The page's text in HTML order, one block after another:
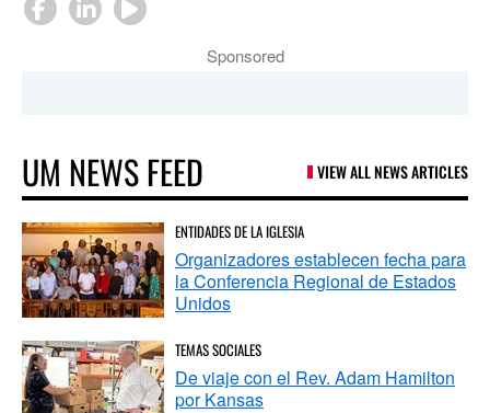
Sponsored
UM NEWS FEED VIEW ALL NEWS ARTICLES
ENTIDADES DE LA IGLESIA
Organizadores establecen fecha para
la Conferencia Regional de Estados
Unidos
TEMAS SOCIALES
De viaje con el Rev. Adam Hamilton
por Kansas